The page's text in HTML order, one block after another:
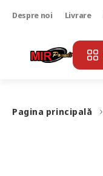
Despre noi Livrare
Pagina principală